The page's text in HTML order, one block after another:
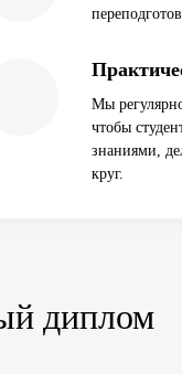
Мы
чтобы
знаниями,
круг.
диплом